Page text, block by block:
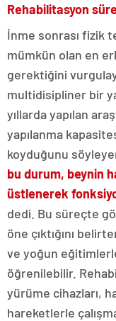
Rehabilitasyon
İnme sonrası fizik
mümkün olan en
gerektiğini
multidisipliner bir
yıllarda yapılan
yapılanma
koyduğunu
bu durum, beynin
üstlenerek
dedi. Bu süreçte
öne çıktığını
ve yoğun
öğrenilebilir.
yürüme cihazları,
hareketlerle